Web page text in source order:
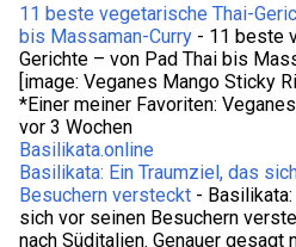
Regionalität
Reisebericht
Reisen
Reisetipps
Rezepte
Ristorante San
seltene Arten
Slittovia delle Dolomiti Lucane
Sommerregen-Duft
Spanien
11 beste vegetarische Thai-
bis Massaman-Curry - 11 beste
Gerichte – von Pad Thai bis
[image: Veganes Mango Sticky
*Einer meiner Favoriten: Veganes
vor 3 Wochen
Basilikata.online
Basilikata: Ein Traumziel, das
Besuchern versteckt -
sich vor seinen Besuchern
nach Süditalien. Genauer gesagt